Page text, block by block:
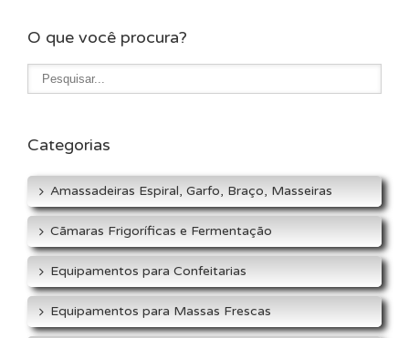
O que você procura?
Categorias
Amassadeiras Espiral, Garfo, Braço, Masseiras
Cãmaras Frigoríficas e Fermentação
Equipamentos para Confeitarias
Equipamentos para Massas Frescas